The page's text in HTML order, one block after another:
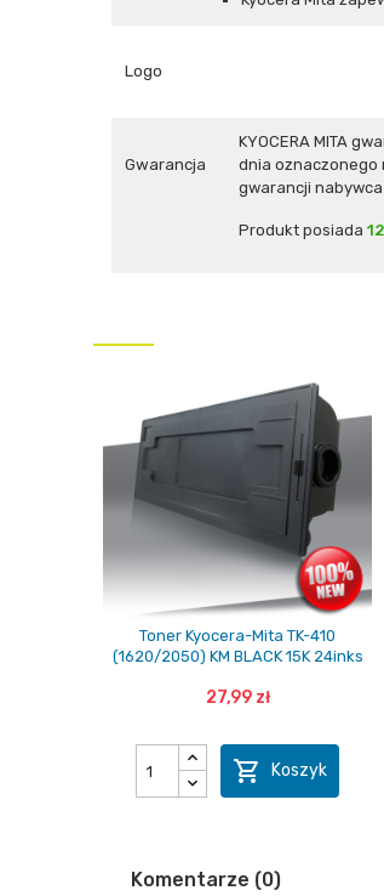
Logo
Gwarancja
KYOCERA MITA
dnia oznaczonego
gwarancji
Produkt posiada
Toner Kyocera-Mita TK-410
(1620/2050) KM BLACK 15K 24inks
27,99 zł
 Koszyk
Komentarze (0)